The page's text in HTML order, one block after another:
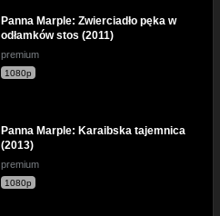
Panna Marple: Zwierciadło pęka w
odłamków stos (2011)
premium
1080p
Panna Marple: Karaibska tajemnica
(2013)
premium
1080p